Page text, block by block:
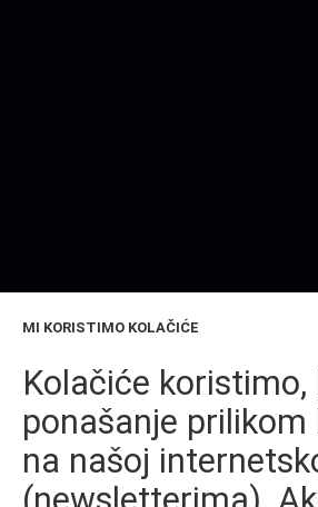
MI KORISTIMO KOLAČIĆE
Kolačiće
ponašanje
na našoj